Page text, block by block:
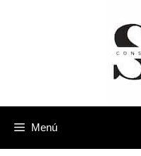
Menú